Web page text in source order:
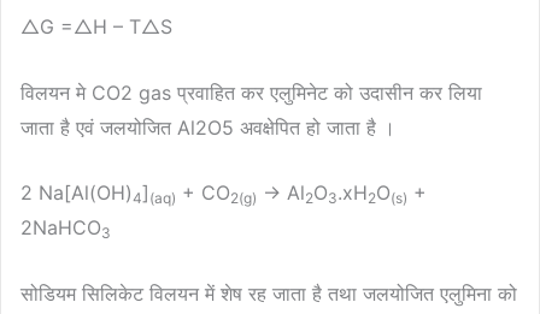
△G =△H – T△S
विलयन मे CO2 gas प्रवाहित कर एलुमिनेट को उदासीन कर लिया
जाता है एवं जलयोजित Al2O5 अवक्षेपित हो जाता है ।
2 Na[Al(OH)4] (aq) + CO2(g) → Al2O3.xH2O(s) +
2NaHCO3
सोडियम सिलिकेट विलयन में शेष रह जाता है तथा जलयोजित एलुमिना को